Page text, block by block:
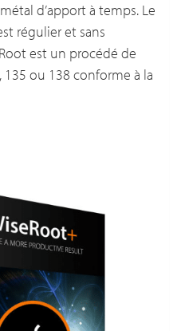
d’apport à temps. Le
régulier et sans
est un procédé de
135 ou 138 conforme à la